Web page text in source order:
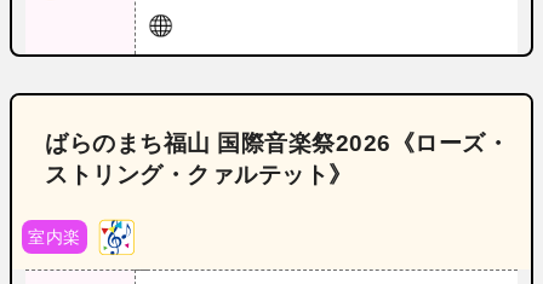
ばらのまち福山 国際音楽祭2026《ローズ・
ストリング・クァルテット》
室内楽